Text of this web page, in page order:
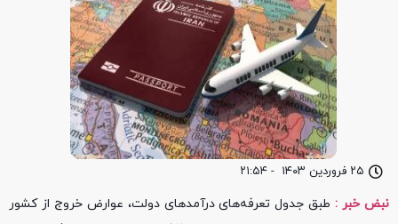
۲۵ فروردین ۱۴۰۳ - ۲۱:۵۴
نبض خبر : طبق جدول تعرفه‌های درآمدهای دولت، عوارض خروج از کشور